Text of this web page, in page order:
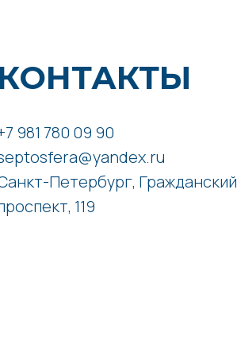
КОНТАКТЫ
981 780 09 90
Петербург, Гражданский
119